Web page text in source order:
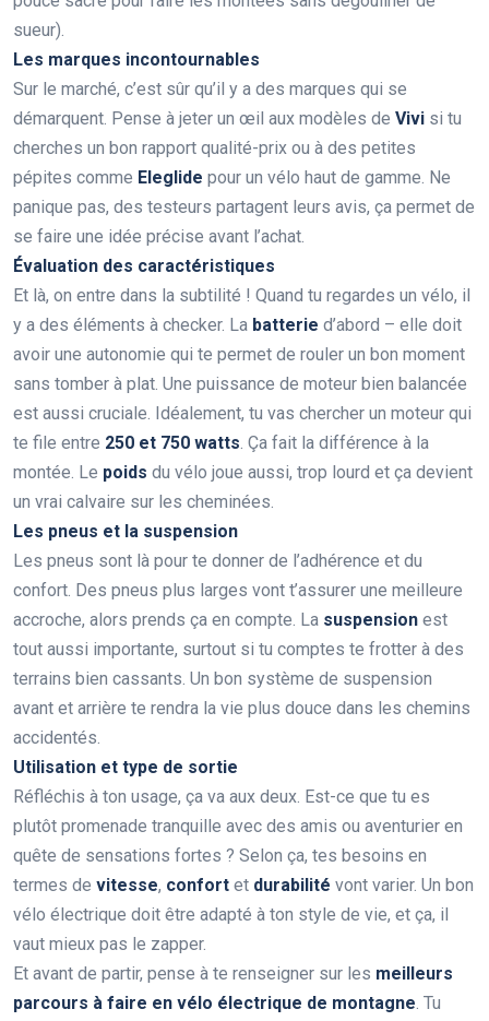
sueur).
Les marques incontournables
Sur le marché, c’est sûr qu’il y a des marques qui se
démarquent. Pense à jeter un œil aux modèles de Vivi si tu
cherches un bon rapport qualité-prix ou à des petites
pépites comme Eleglide pour un vélo haut de gamme. Ne
panique pas, des testeurs partagent leurs avis, ça permet de
se faire une idée précise avant l’achat.
Évaluation des caractéristiques
Et là, on entre dans la subtilité ! Quand tu regardes un vélo, il
y a des éléments à checker. La batterie d’abord – elle doit
avoir une autonomie qui te permet de rouler un bon moment
sans tomber à plat. Une puissance de moteur bien balancée
est aussi cruciale. Idéalement, tu vas chercher un moteur qui
te file entre 250 et 750 watts. Ça fait la différence à la
montée. Le poids du vélo joue aussi, trop lourd et ça devient
un vrai calvaire sur les cheminées.
Les pneus et la suspension
Les pneus sont là pour te donner de l’adhérence et du
confort. Des pneus plus larges vont t’assurer une meilleure
accroche, alors prends ça en compte. La suspension est
tout aussi importante, surtout si tu comptes te frotter à des
terrains bien cassants. Un bon système de suspension
avant et arrière te rendra la vie plus douce dans les chemins
accidentés.
Utilisation et type de sortie
Réfléchis à ton usage, ça va aux deux. Est-ce que tu es
plutôt promenade tranquille avec des amis ou aventurier en
quête de sensations fortes ? Selon ça, tes besoins en
termes de vitesse, confort et durabilité vont varier. Un bon
vélo électrique doit être adapté à ton style de vie, et ça, il
vaut mieux pas le zapper.
Et avant de partir, pense à te renseigner sur les meilleurs
parcours à faire en vélo électrique de montagne. Tu